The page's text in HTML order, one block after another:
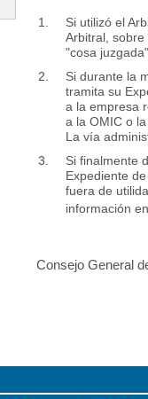
Si utilizó el
Arbitral,
"cosa
Si durante la
tramita su
a la empresa
a la OMIC o
La vía
Si finalmente
Expediente
fuera de
información
Consejo General